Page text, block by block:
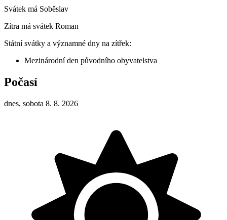
Svátek má Soběslav
Zítra má svátek Roman
Státní svátky a významné dny na zítřek:
Mezinárodní den původního obyvatelstva
Počasí
dnes, sobota 8. 8. 2026